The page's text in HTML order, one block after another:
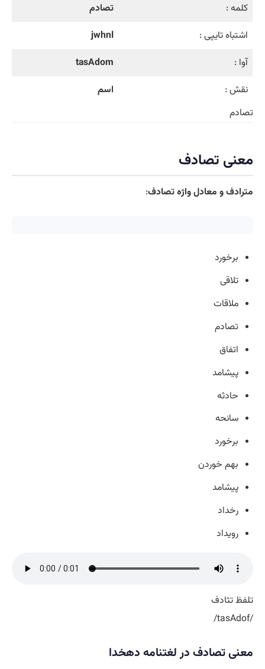
کلمه :
تصادم
اشتباه تایپی :
jwhnl
آوا :
tasAdom
نقش :
اسم
تصادم
معنی تصادف
مترادف و معادل واژه تصادف:
برخورد
تلاقی
ملاقات
تصادم
اتفاق
پیشامد
حادثه
سانحه
برخورد
بهم خوردن
پیشامد
رخداد
رویداد
تلفظ تثادف
/tasAdof/
معنی تصادف در لغتنامه دهخدا